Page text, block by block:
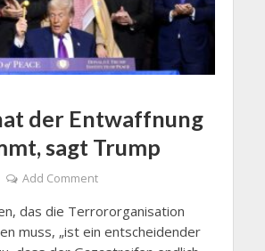
der Entwaffnung
sagt Trump
Add Comment
das die Terrororganisation
muss, „ist ein entscheidender